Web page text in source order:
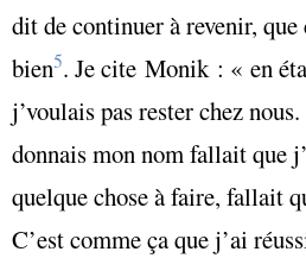
dit de continuer à revenir,
bien5. Je cite Monik : « en
j’voulais pas rester chez
donnais mon nom fallait que
quelque chose à faire, fallait
C’est comme ça que j’ai